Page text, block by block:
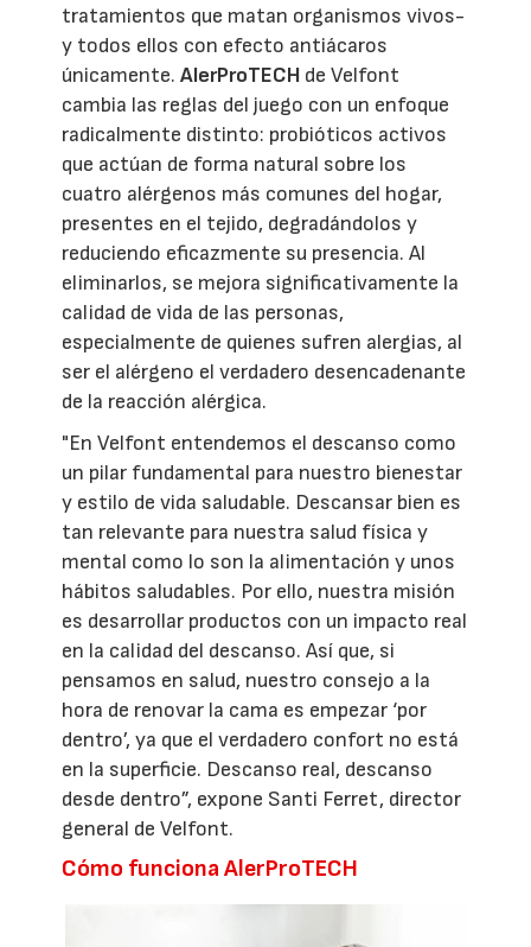
tratamientos que matan organismos vivos-
y todos ellos con efecto antiácaros
únicamente.AlerProTECH de Velfont
cambia las reglas del juego con un enfoque
radicalmente distinto: probióticos activos
que actúan de forma natural sobre los
cuatro alérgenos más comunes del hogar,
presentes en el tejido, degradándolos y
reduciendo eficazmente su presencia. Al
eliminarlos, se mejora significativamente la
calidad de vida de las personas,
especialmente de quienes sufren alergias, al
ser el alérgeno el verdadero desencadenante
de la reacción alérgica.
"En Velfont entendemos el descanso como
un pilar fundamental para nuestro bienestar
y estilo de vida saludable. Descansar bien es
tan relevante para nuestra salud física y
mental como lo son la alimentación y unos
hábitos saludables. Por ello, nuestra misión
es desarrollar productos con un impacto real
en la calidad del descanso. Así que, si
pensamos en salud, nuestro consejo a la
hora de renovar la cama es empezar ‘por
dentro’, ya que el verdadero confort no está
en la superficie. Descanso real, descanso
desde dentro”, expone Santi Ferret, director
general de Velfont.
Cómo funciona AlerProTECH